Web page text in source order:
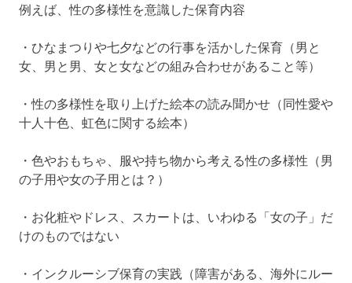
例えば、性の多様性を意識した保育内容
・ひなまつりや七夕などの行事を活かした保育（男と
女、男と男、女と女などの組み合わせがあること等）
・性の多様性を取り上げた絵本の読み聞かせ（同性愛や
十人十色、虹色に関する絵本）
・色やおもちゃ、服や持ち物から考える性の多様性（男
の子用や女の子用とは？）
・お化粧やドレス、スカートは、いわゆる「女の子」だ
けのものではない
・インクルーシブ保育の実践（障害がある、海外にルー